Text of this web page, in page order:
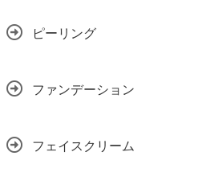
ピーリング
ファンデーション
フェイスクリーム